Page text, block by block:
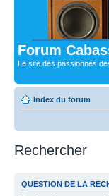
Forum
Le site des passionnés
Index du forum
Rechercher
QUESTION DE LA